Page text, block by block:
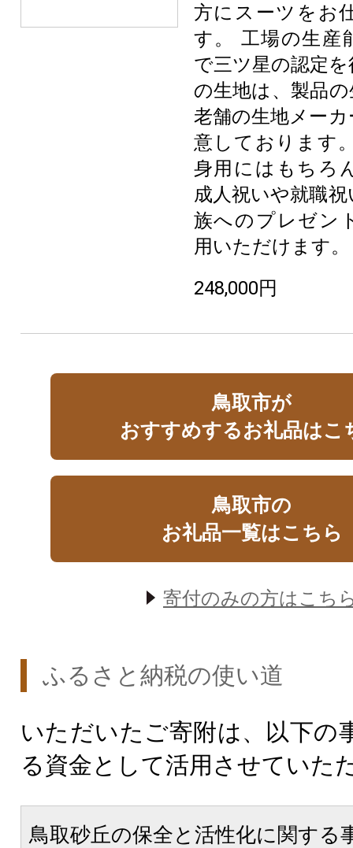
方にスーツをお
す。 工場の生産
で三ツ星の認定
の生地は、製品
老舗の生地メー
意しております
身用にはもちろ
成人祝いや就職
族へのプレゼン
用いただけます。
248,000円
鳥取市が
おすすめするお礼品はこ
鳥取市の
お礼品一覧はこちら
寄付のみの方はこち
ふるさと納税の使い道
いただいたご寄附は、以下の
る資金として活用させていた
鳥取砂丘の保全と活性化に関する